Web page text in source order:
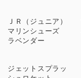
ＪＲ（ジュニア）
マリンシューズ
ラベンダー
ジェットスプラッ